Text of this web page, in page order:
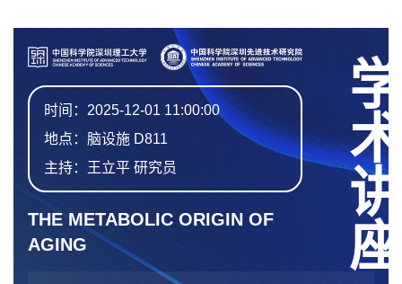
学术讲座
时间：2025-12-01 11:00:00
地点：脑设施 D811
主持：王立平 研究员
THE METABOLIC ORIGIN OF
AGING